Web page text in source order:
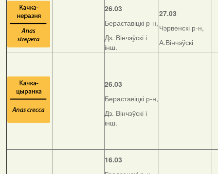
26.03
Бераставіцкі р-н,
Дз. Вінчэўскі і
інш.
27.03
Чэрвенскі р-н,
А.Вінчэўскі
26.03
Бераставіцкі р-н,
Дз. Вінчэўскі і
інш.
16.03